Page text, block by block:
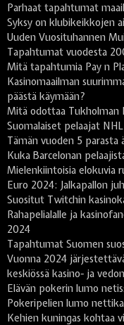
Parhaat tapahtumat
Syksy on klubikeikkojen
Uuden Vuosituhannen
Tapahtumat vuodesta
Mitä tapahtumia Pay n
Kasinomaailman
päästä käymään?
Mitä odottaa Tukholman
Suomalaiset pelaajat
Tämän vuoden 5 parasta
Kuka Barcelonan
Mielenkiintoisia elokuvia
Euro 2024: Jalkapallon
Suositut Twitchin
Rahapelialalle ja
2024
Tapahtumat Suomen
Vuonna 2024
keskiössä kasino- ja
Elävän pokerin lumo
Pokeripelien lumo
Kehien kuningas kohtaa